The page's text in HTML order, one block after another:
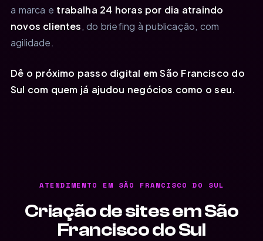
a marca e trabalha 24 horas por dia atraindo
novos clientes, do briefing à publicação, com
agilidade.
Dê o próximo passo digital em São Francisco do
Sul com quem já ajudou negócios como o seu.
ATENDIMENTO EM SÃO FRANCISCO DO SUL
Criação de sites em São
Francisco do Sul